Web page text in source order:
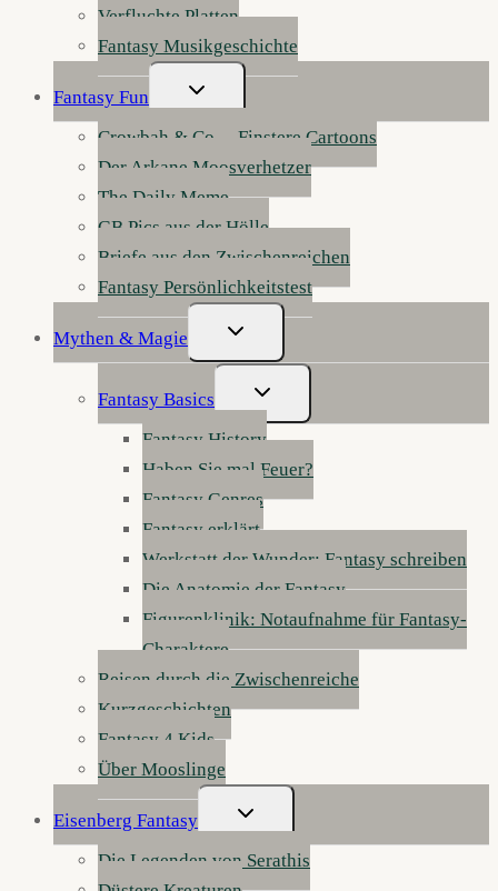
Verfluchte Platten
Fantasy Musikgeschichte
Fantasy Fun
Untermenü
Umschalten
Crowbah & Co. – Finstere Cartoons
Der Arkane Moosverhetzer
The Daily Meme
GB Pics aus der Hölle
Briefe aus den Zwischenreichen
Fantasy Persönlichkeitstest
Mythen & Magie
Untermenü
Umschalten
Fantasy Basics
Untermenü
Umschalten
Fantasy History
Haben Sie mal Feuer?
Fantasy Genres
Fantasy erklärt
Werkstatt der Wunder: Fantasy schreiben
Die Anatomie der Fantasy
Figurenklinik: Notaufnahme für Fantasy-
Charaktere
Reisen durch die Zwischenreiche
Kurzgeschichten
Fantasy 4 Kids
Über Mooslinge
Eisenberg Fantasy
Untermenü
Umschalten
Die Legenden von Serathis